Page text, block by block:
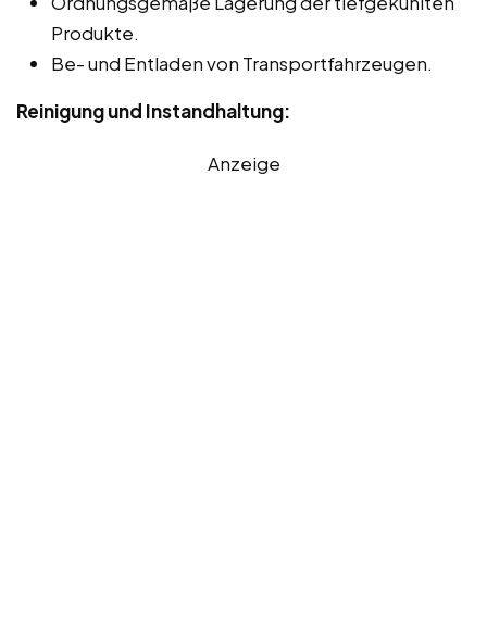
Produkte.
Be- und Entladen von Transportfahrzeugen.
Reinigung und Instandhaltung:
Anzeige